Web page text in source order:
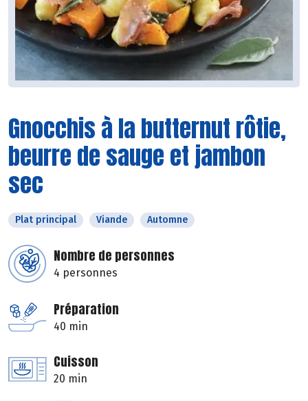
Gnocchis à la butternut rôtie,
beurre de sauge et jambon
sec
Plat principal Viande Automne
Nombre de personnes
4 personnes
Préparation
40 min
Cuisson
20 min